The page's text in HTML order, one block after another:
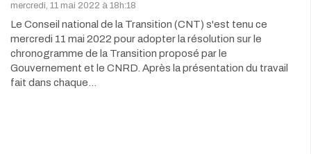
mercredi, 11 mai 2022 à 18h:18
Le Conseil national de la Transition (CNT) s'est tenu ce
mercredi 11 mai 2022 pour adopter la résolution sur le
chronogramme de la Transition proposé par le
Gouvernement et le CNRD. Après la présentation du travail
fait dans chaque…